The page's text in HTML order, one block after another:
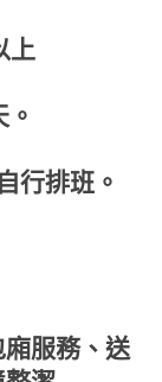
上
行排班。
服務、送